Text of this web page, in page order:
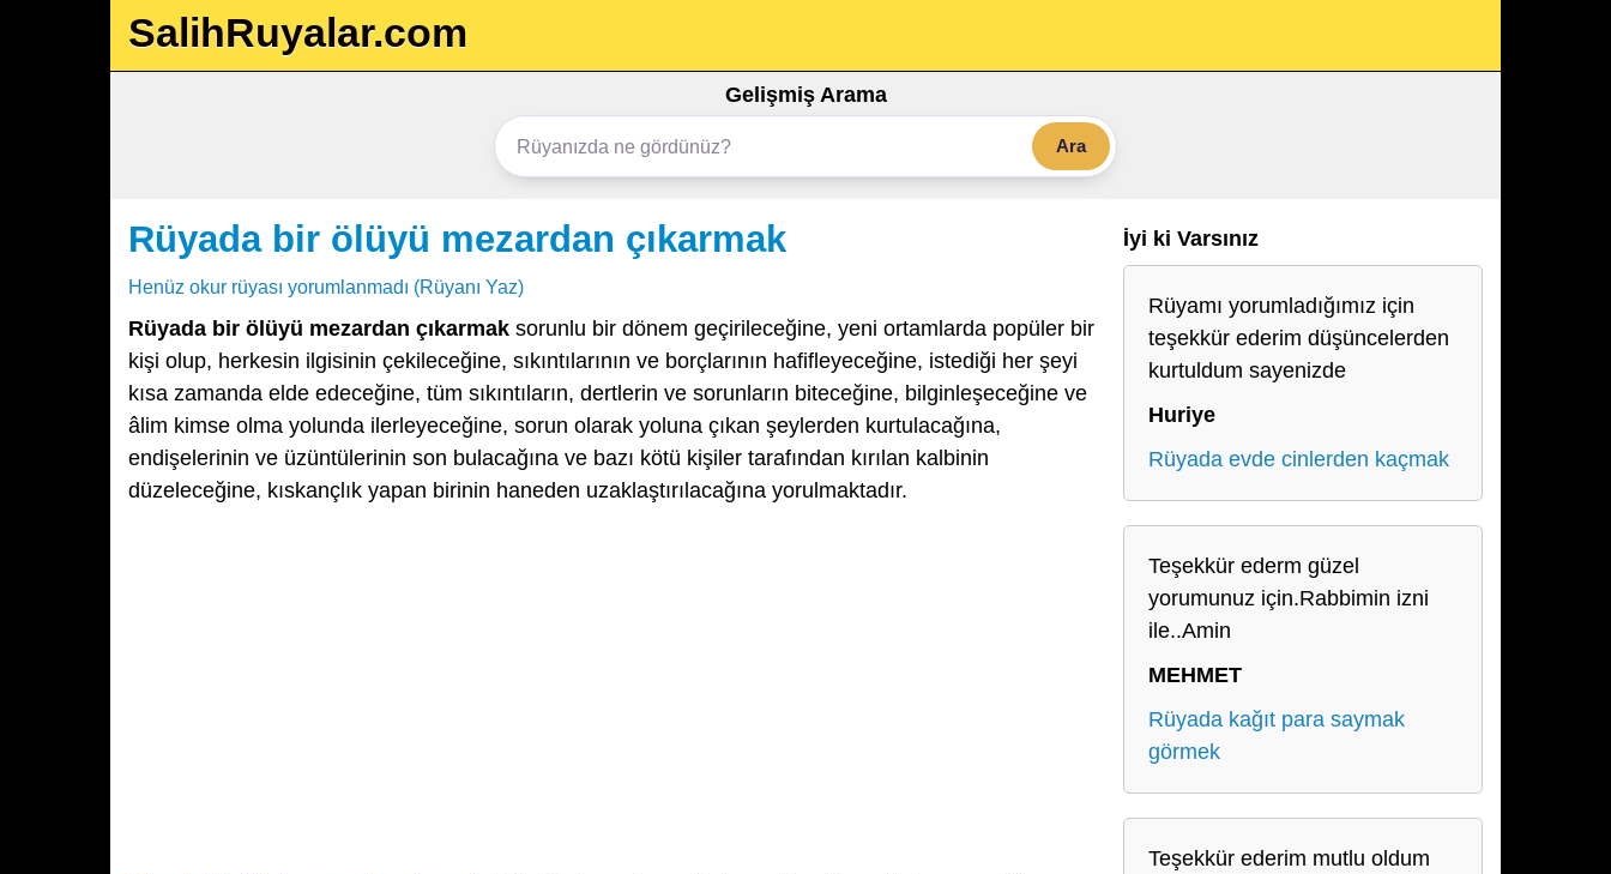
SalihRuyalar.com
Gelişmiş Arama
Ara
Rüyada bir ölüyü mezardan çıkarmak
Henüz okur rüyası yorumlanmadı (Rüyanı Yaz)
Rüyada bir ölüyü mezardan çıkarmak sorunlu bir dönem geçirileceğine, yeni ortamlarda popüler bir
kişi olup, herkesin ilgisinin çekileceğine, sıkıntılarının ve borçlarının hafifleyeceğine, istediği her şeyi
kısa zamanda elde edeceğine, tüm sıkıntıların, dertlerin ve sorunların biteceğine, bilginleşeceğine ve
âlim kimse olma yolunda ilerleyeceğine, sorun olarak yoluna çıkan şeylerden kurtulacağına,
endişelerinin ve üzüntülerinin son bulacağına ve bazı kötü kişiler tarafından kırılan kalbinin
düzeleceğine, kıskançlık yapan birinin haneden uzaklaştırılacağına yorulmaktadır.
İyi ki Varsınız
Rüyamı yorumladığımız için
teşekkür ederim düşüncelerden
kurtuldum sayenizde
Huriye
Rüyada evde cinlerden kaçmak
Teşekkür ederm güzel
yorumunuz için.Rabbimin izni
ile..Amin
MEHMET
Rüyada kağıt para saymak
görmek
Teşekkür ederim mutlu oldum